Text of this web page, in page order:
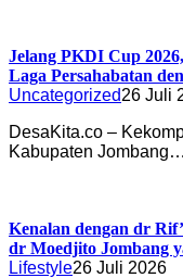
Jelang PKDI Cup
Laga Persahabatan
Uncategorized26 Juli
DesaKita.co –
Kabupaten Jombang…
Kenalan dengan dr
dr Moedjito Jombang
Lifestyle26 Juli 2026